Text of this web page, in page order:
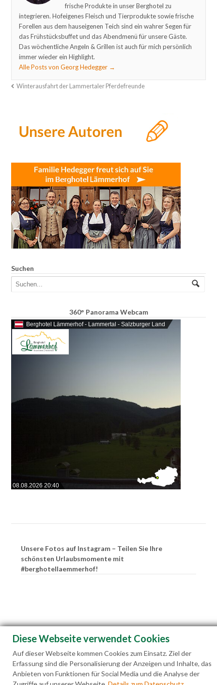
frische Produkte in unser Berghotel zu
integrieren. Hofeigenes Fleisch und Tierprodukte sowie frische
Forellen aus dem hauseigenen Teich sind ein wahrer Segen für
das Frühstücksbuffet und das Abendmenü für unsere Gäste.
Das wöchentliche Angeln & Grillen ist auch für mich persönlich
immer wieder ein Highlight.
Alle Posts von Georg Hedegger →
Winterausfahrt der Lammertaler Pferdefreunde
Suchen
360° Panorama Webcam
Berghotel Lämmerhof - Lammertal - Salzburger Land
08.08.2026 20:40
Unsere Fotos auf Instagram – Teilen Sie Ihre
schönsten Urlaubsmomente mit
#berghotellaemmerhof!
Diese Webseite verwendet Cookies
Auf dieser Webseite kommen Cookies zum Einsatz. Ziel der
Erfassung sind die Personalisierung der Anzeigen und Inhalte, das
Anbieten von Funktionen für Social Media und die Analyse der